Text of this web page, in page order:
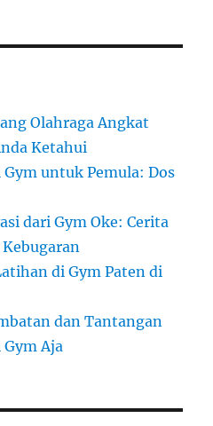
Olahraga Angkat
Ketahui
untuk Pemula: Dos
dari Gym Oke: Cerita
Kebugaran
di Gym Paten di
dan Tantangan
Gym Aja